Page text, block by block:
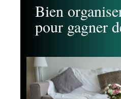
Bien
pour gagner